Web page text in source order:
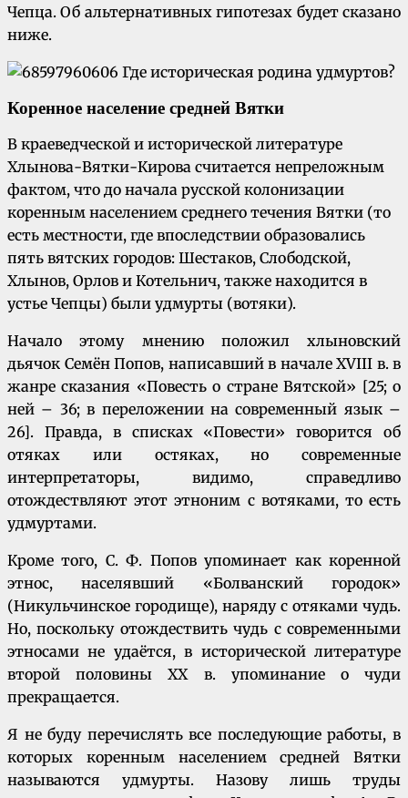
Чепца. Об альтернативных гипотезах будет сказано
ниже.
Коренное население средней Вятки
В краеведческой и исторической литературе
Хлынова-Вятки-Кирова считается непреложным
фактом, что до начала русской колонизации
коренным населением среднего течения Вятки (то
есть местности, где впоследствии образовались
пять вятских городов: Шестаков, Слободской,
Хлынов, Орлов и Котельнич, также находится в
устье Чепцы) были удмурты (вотяки).
Начало этому мнению положил хлыновский
дьячок Семён Попов, написавший в начале XVIII в. в
жанре сказания «Повесть о стране Вятской» [25; о
ней – 36; в переложении на современный язык –
26]. Правда, в списках «Повести» говорится об
отяках или остяках, но современные
интерпретаторы, видимо, справедливо
отождествляют этот этноним с вотяками, то есть
удмуртами.
Кроме того, С. Ф. Попов упоминает как коренной
этнос, населявший «Болванский городок»
(Никульчинское городище), наряду с отяками чудь.
Но, поскольку отождествить чудь с современными
этносами не удаётся, в исторической литературе
второй половины XX в. упоминание о чуди
прекращается.
Я не буду перечислять все последующие работы, в
которых коренным населением средней Вятки
называются удмурты. Назову лишь труды